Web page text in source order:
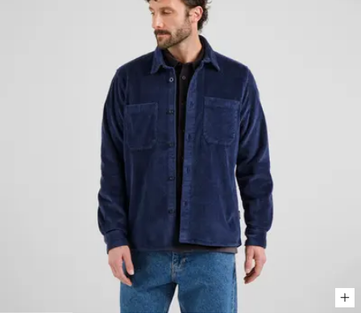
Viewing image 1 of 5